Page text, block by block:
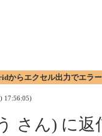
からエクセル出力でエラー
17:56:05)
さん) に返